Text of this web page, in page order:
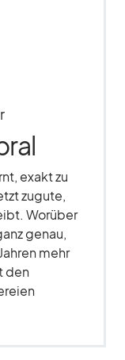
exakt zu
zugute,
Worüber
genau,
mehr
den